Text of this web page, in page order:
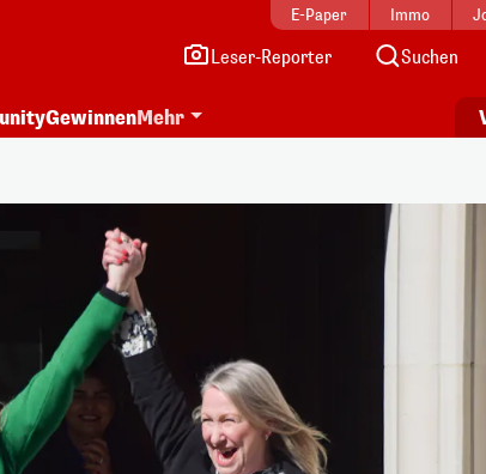
E-Paper Immo
Leser-Reporter Suchen
GewinnenMehr